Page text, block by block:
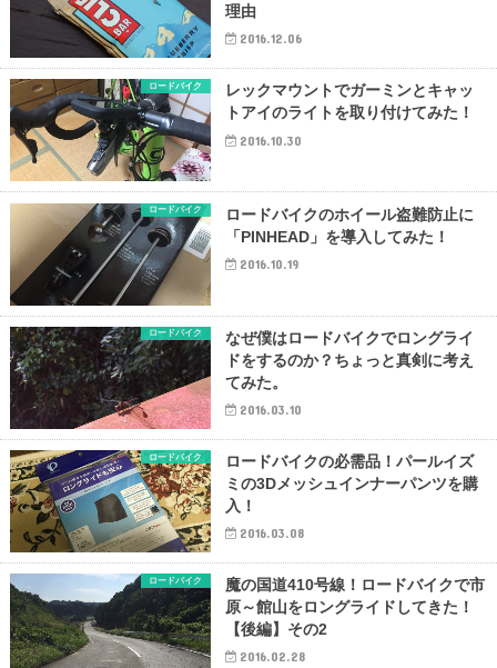
理由
2016.12.06
ロードバイク
レックマウントでガーミンとキャッ
トアイのライトを取り付けてみた！
2016.10.30
ロードバイク
ロードバイクのホイール盗難防止に
「PINHEAD」を導入してみた！
2016.10.19
ロードバイク
なぜ僕はロードバイクでロングライ
ドをするのか？ちょっと真剣に考え
てみた。
2016.03.10
ロードバイク
ロードバイクの必需品！パールイズ
ミの3Dメッシュインナーパンツを購
入！
2016.03.08
ロードバイク
魔の国道410号線！ロードバイクで市
原～館山をロングライドしてきた！
【後編】その2
2016.02.28